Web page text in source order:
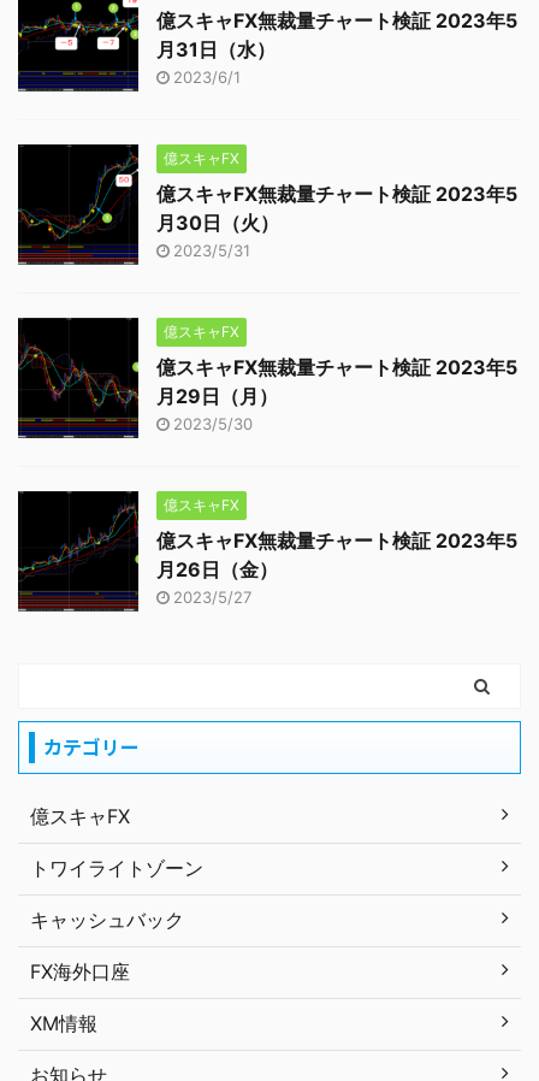
億スキャFX無裁量チャート検証 2023年5
月31日（水）
2023/6/1
億スキャFX
億スキャFX無裁量チャート検証 2023年5
月30日（火）
2023/5/31
億スキャFX
億スキャFX無裁量チャート検証 2023年5
月29日（月）
2023/5/30
億スキャFX
億スキャFX無裁量チャート検証 2023年5
月26日（金）
2023/5/27
カテゴリー
億スキャFX
トワイライトゾーン
キャッシュバック
FX海外口座
XM情報
お知らせ